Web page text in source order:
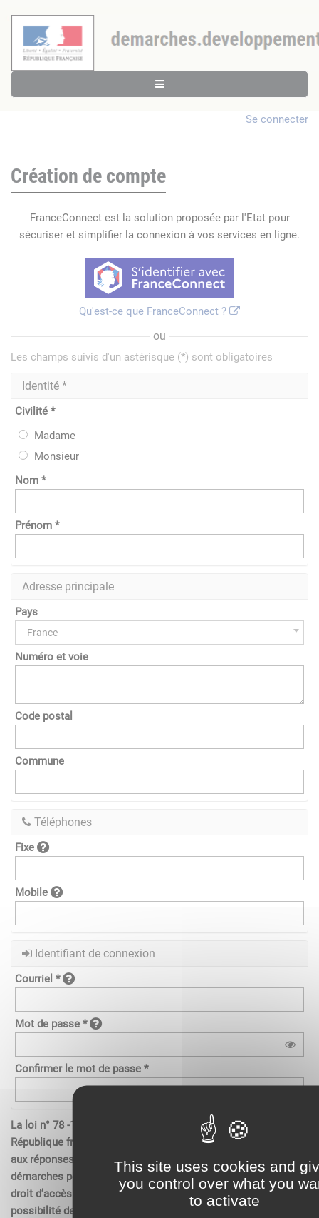
This site uses cookies and
you control over what you
to activate
Se connecter
Création de compte
FranceConnect est la solution proposée par l'Etat pour
sécuriser et simplifier la connexion à vos services en ligne.
Qu'est-ce que FranceConnect ?
ou
Les champs suivis d'un astérisque (*) sont obligatoires
Identité *
Civilité *
Madame
Monsieur
Nom *
Prénom *
Adresse principale
Pays
France
Numéro et voie
Code postal
Commune
Téléphones
Fixe
Mobile
Identifiant de connexion
Courriel *
Mot de passe *
Confirmer le mot de passe *
La loi n° 78 -17 du 6 janvier 1978 relative à l’informatique de la
République française, aux fichiers et aux libertés s’applique
aux réponses contenues dans les demandes effectués sur les
démarches pour les personnes physiques. Elle garantit un
droit d’accès aux données nominatives les concernant et la
possibilité de rectification. Ces droits peuvent être exercés